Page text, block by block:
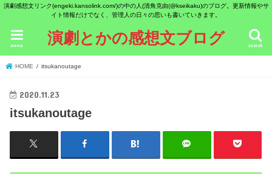
演劇感想文リンク(engeki.kansolink.com/)の中の人(清角克由(@kseikaku)のブログ。更新情報やサ
イト情報だけでなく、管理人の日々の思いも書いていきます。
演劇とかの感想文ブログ search
menu
HOME itsukanoutage
2020.11.23
itsukanoutage